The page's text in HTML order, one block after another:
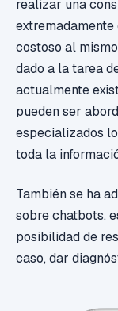
realizar una
costoso al
dado a la tarea
actualmente
pueden ser
especializados
toda la
También se ha
sobre chatbots,
posibilidad de
caso, dar